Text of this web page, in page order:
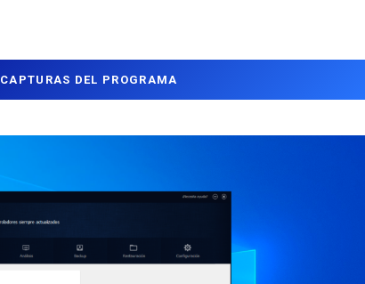
CAPTURAS DEL PROGRAMA